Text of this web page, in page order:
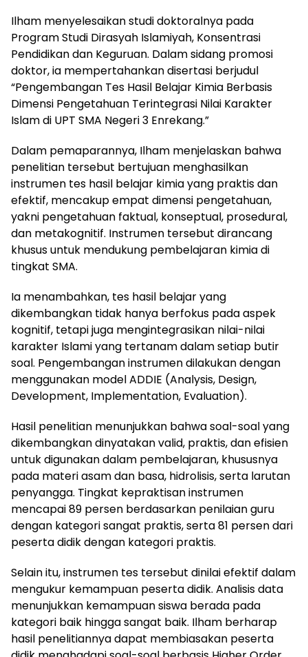
Ilham menyelesaikan studi doktoralnya pada
Program Studi Dirasyah Islamiyah, Konsentrasi
Pendidikan dan Keguruan. Dalam sidang promosi
doktor, ia mempertahankan disertasi berjudul
“Pengembangan Tes Hasil Belajar Kimia Berbasis
Dimensi Pengetahuan Terintegrasi Nilai Karakter
Islam di UPT SMA Negeri 3 Enrekang.”
Dalam pemaparannya, Ilham menjelaskan bahwa
penelitian tersebut bertujuan menghasilkan
instrumen tes hasil belajar kimia yang praktis dan
efektif, mencakup empat dimensi pengetahuan,
yakni pengetahuan faktual, konseptual, prosedural,
dan metakognitif. Instrumen tersebut dirancang
khusus untuk mendukung pembelajaran kimia di
tingkat SMA.
Ia menambahkan, tes hasil belajar yang
dikembangkan tidak hanya berfokus pada aspek
kognitif, tetapi juga mengintegrasikan nilai-nilai
karakter Islami yang tertanam dalam setiap butir
soal. Pengembangan instrumen dilakukan dengan
menggunakan model ADDIE (Analysis, Design,
Development, Implementation, Evaluation).
Hasil penelitian menunjukkan bahwa soal-soal yang
dikembangkan dinyatakan valid, praktis, dan efisien
untuk digunakan dalam pembelajaran, khususnya
pada materi asam dan basa, hidrolisis, serta larutan
penyangga. Tingkat kepraktisan instrumen
mencapai 89 persen berdasarkan penilaian guru
dengan kategori sangat praktis, serta 81 persen dari
peserta didik dengan kategori praktis.
Selain itu, instrumen tes tersebut dinilai efektif dalam
mengukur kemampuan peserta didik. Analisis data
menunjukkan kemampuan siswa berada pada
kategori baik hingga sangat baik. Ilham berharap
hasil penelitiannya dapat membiasakan peserta